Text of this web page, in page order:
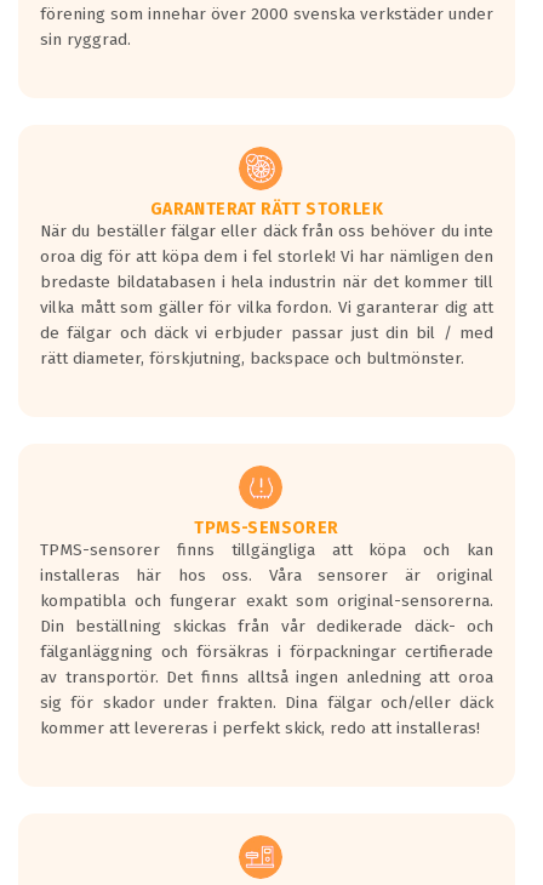
förening som innehar över 2000 svenska verkstäder under
sin ryggrad.
GARANTERAT RÄTT STORLEK
När du beställer fälgar eller däck från oss behöver du inte
oroa dig för att köpa dem i fel storlek! Vi har nämligen den
bredaste bildatabasen i hela industrin när det kommer till
vilka mått som gäller för vilka fordon. Vi garanterar dig att
de fälgar och däck vi erbjuder passar just din bil / med
rätt diameter, förskjutning, backspace och bultmönster.
TPMS-SENSORER
TPMS-sensorer finns tillgängliga att köpa och kan
installeras här hos oss. Våra sensorer är original
kompatibla och fungerar exakt som original-sensorerna.
Din beställning skickas från vår dedikerade däck- och
fälganläggning och försäkras i förpackningar certifierade
av transportör. Det finns alltså ingen anledning att oroa
sig för skador under frakten. Dina fälgar och/eller däck
kommer att levereras i perfekt skick, redo att installeras!